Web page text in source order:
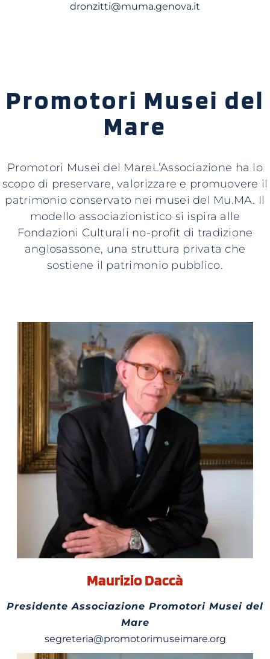
dronzitti@muma.genova.it
Promotori Musei del
Mare
Promotori Musei del MareL’Associazione ha lo
scopo di preservare, valorizzare e promuovere il
patrimonio conservato nei musei del Mu.MA. Il
modello associazionistico si ispira alle
Fondazioni Culturali no-profit di tradizione
anglosassone, una struttura privata che
sostiene il patrimonio pubblico.
Maurizio Daccà
Presidente Associazione Promotori Musei del
Mare
segreteria@promotorimuseimare.org